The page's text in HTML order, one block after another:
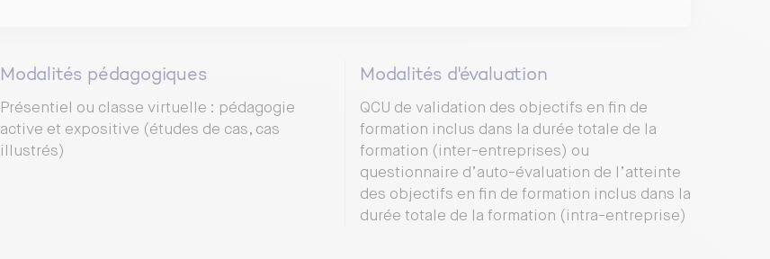
Modalités pédagogiques
Présentiel ou classe virtuelle : pédagogie
active et expositive (études de cas, cas
illustrés)
Modalités d'évaluation
QCU de validation des objectifs en fin de
formation inclus dans la durée totale de la
formation (inter-entreprises) ou
questionnaire d’auto-évaluation de l’atteinte
des objectifs en fin de formation inclus dans la
durée totale de la formation (intra-entreprise)